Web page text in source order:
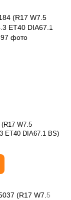
W7.5
ET40 DIA67.1 BS)